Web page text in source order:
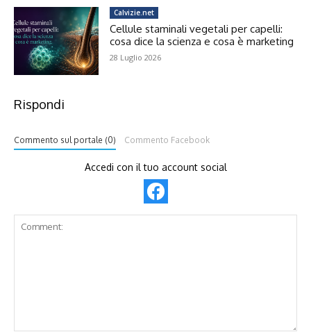
Calvizie.net
Cellule staminali vegetali per capelli:
cosa dice la scienza e cosa è marketing
28 Luglio 2026
Rispondi
Commento sul portale (0) Commento Facebook
Accedi con il tuo account social